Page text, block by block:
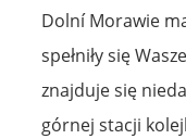
Dolní Morawie
spełniły się
znajduje się
górnej stacji